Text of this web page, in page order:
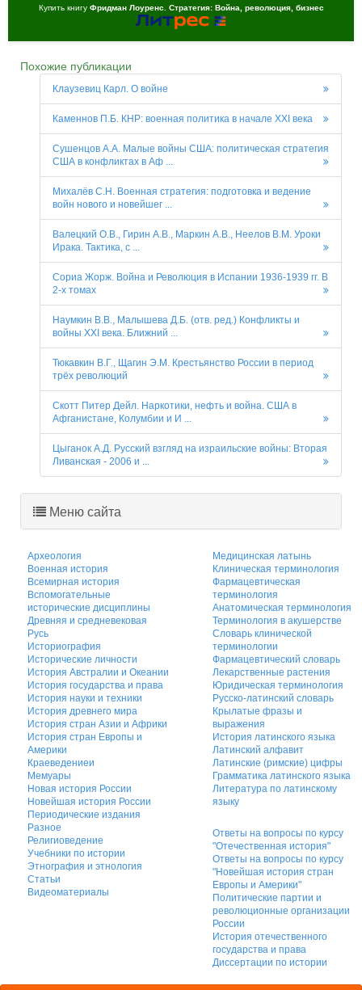
Купить книгу Фридман Лоуренс. Стратегия: Война, революция, бизнес
Похожие публикации
Клаузевиц Карл. О войне
Каменнов П.Б. КНР: военная политика в начале XXI века
Сушенцов А.А. Малые войны США: политическая стратегия
США в конфликтах в Аф ...
Михалёв С.Н. Военная стратегия: подготовка и ведение
войн нового и новейшег ...
Валецкий О.В., Гирин А.В., Маркин А.В., Неелов В.М. Уроки
Ирака. Тактика, с ...
Сориа Жорж. Война и Революция в Испании 1936-1939 гг. В
2-х томах
Наумкин В.В., Малышева Д.Б. (отв. ред.) Конфликты и
войны XXI века. Ближний ...
Тюкавкин В.Г., Щагин Э.М. Крестьянство России в период
трёх революций
Скотт Питер Дейл. Наркотики, нефть и война. США в
Афганистане, Колумбии и И ...
Цыганок А.Д. Русский взгляд на израильские войны: Вторая
Ливанская - 2006 и ...
Меню сайта
Археология
Военная история
Всемирная история
Вспомогательные
исторические дисциплины
Древняя и средневековая
Русь
Историография
Исторические личности
История Австралии и Океании
История государства и права
История науки и техники
История древнего мира
История стран Азии и Африки
История стран Европы и
Америки
Краеведениеи
Мемуары
Новая история России
Новейшая история России
Периодические издания
Разное
Религиоведение
Учебники по истории
Этнография и этнология
Статьи
Видеоматериалы
Медицинская латынь
Клиническая терминология
Фармацевтическая
терминология
Анатомическая терминология
Терминология в акушерстве
Словарь клинической
терминологии
Фармацевтический словарь
Лекарственные растения
Юридическая терминология
Русско-латинский словарь
Крылатые фразы и
выражения
История латинского языка
Латинский алфавит
Латинские (римские) цифры
Грамматика латинского языка
Литература по латинскому
языку
Ответы на вопросы по курсу
"Отечественная история"
Ответы на вопросы по курсу
"Новейшая история стран
Европы и Америки"
Политические партии и
революционные организации
России
История отечественного
государства и права
Диссертации по истории